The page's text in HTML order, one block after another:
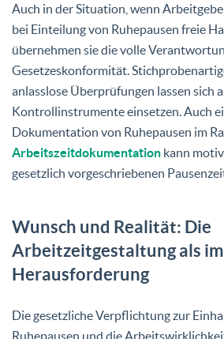
Auch in der Situation, wenn
bei Einteilung von Ruhepausen freie
übernehmen sie die volle
Gesetzeskonformität.
anlasslose Überprüfungen lassen sich
Kontrollinstrumente einsetzen. Auch
Dokumentation von Ruhepausen im
Arbeitszeitdokumentation kann
gesetzlich vorgeschriebenen
Wunsch und Realität: Die
Arbeitzeitgestaltung als
Herausforderung
Die gesetzliche Verpflichtung zur
Ruhepausen und die